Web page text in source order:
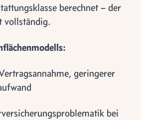
berechnet – der
vollständig.
geringerer
bei